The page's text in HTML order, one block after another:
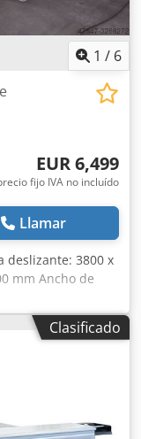
1 / 6
EUR 6,499
fijo IVA no incluído
Llamar
deslizante: 3800 x
mm Ancho de
mm Diámetro
(90°): 125 mm
del husillo
sierra: 0-45º
hacia
Aodd
para ranuras: 120
Clasificado